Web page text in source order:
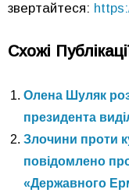
звертайтеся:
Схожі
Олена Шуляк
президента
Злочини проти
повідомлено
«Державного